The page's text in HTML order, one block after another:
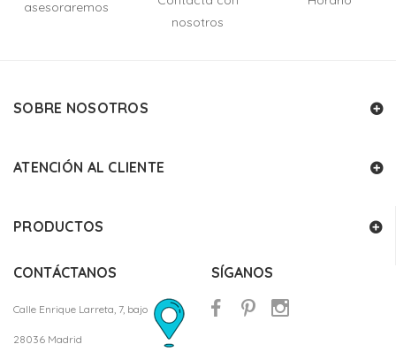
asesoraremos
nosotros
SOBRE NOSOTROS
ATENCIÓN AL CLIENTE
PRODUCTOS
CONTÁCTANOS
Calle Enrique Larreta, 7, bajo
28036 Madrid
SÍGANOS